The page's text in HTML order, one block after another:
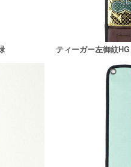
ティーガー左御紋